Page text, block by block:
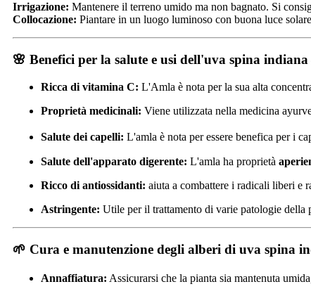
Irrigazione: Mantenere il terreno umido ma non bagnato. Si
Collocazione: Piantare in un luogo luminoso con buona luce
🌸 Benefici per la salute e usi dell'uva spina
Ricca di vitamina C: L'Amla è nota per la sua alta
Proprietà medicinali: Viene utilizzata nella medicina
Salute dei capelli: L'amla è nota per essere benefica per i
Salute dell'apparato digerente: L'amla ha proprietà
Ricco di antiossidanti: aiuta a combattere i radicali liberi e
Astringente: Utile per il trattamento di varie patologie della
🌱 Cura e manutenzione degli alberi di uva spina
Annaffiatura: Assicurarsi che la pianta sia mantenuta